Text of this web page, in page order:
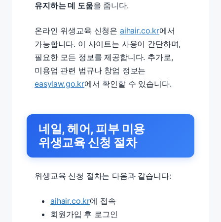
유지하는 데 도움을 줍니다.
온라인 위생교육 신청은 aihair.co.kr에서
가능합니다. 이 사이트는 사용이 간단하며,
필요한 모든 정보를 제공합니다. 추가로,
미용업 관련 법규나 창업 정보는
easylaw.go.kr에서 확인할 수 있습니다.
네일, 헤어, 피부 미용
위생교육 신청 절차
위생교육 신청 절차는 다음과 같습니다:
aihair.co.kr에 접속
회원가입 후 로그인